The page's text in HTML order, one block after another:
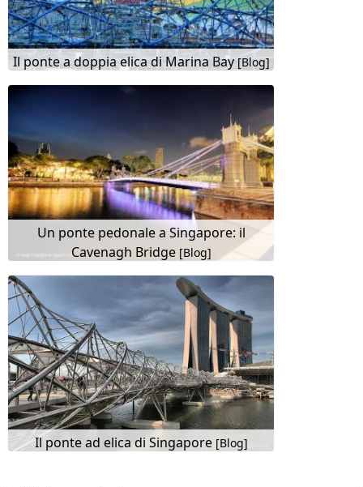
Il ponte a doppia elica di Marina Bay [Blog]
Un ponte pedonale a Singapore: il
Cavenagh Bridge [Blog]
Il ponte ad elica di Singapore [Blog]